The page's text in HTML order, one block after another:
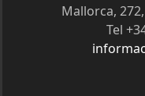
Mallorca,
Tel